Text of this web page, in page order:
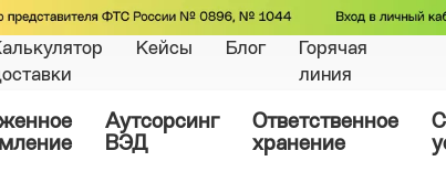
Кейсы Блог
Горячая
линия
Аутсорсинг
ВЭД
Ответственное
хранение